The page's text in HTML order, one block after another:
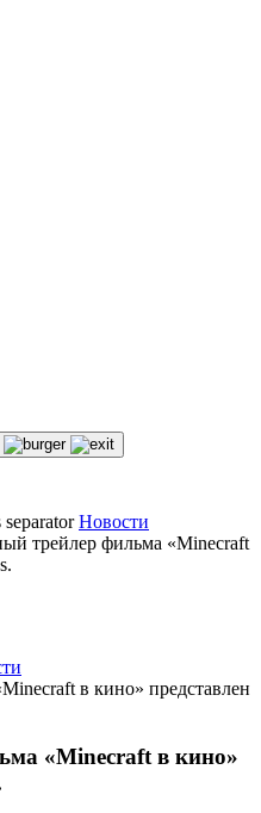
Новости
трейлер фильма «Minecraft
«Minecraft в кино»